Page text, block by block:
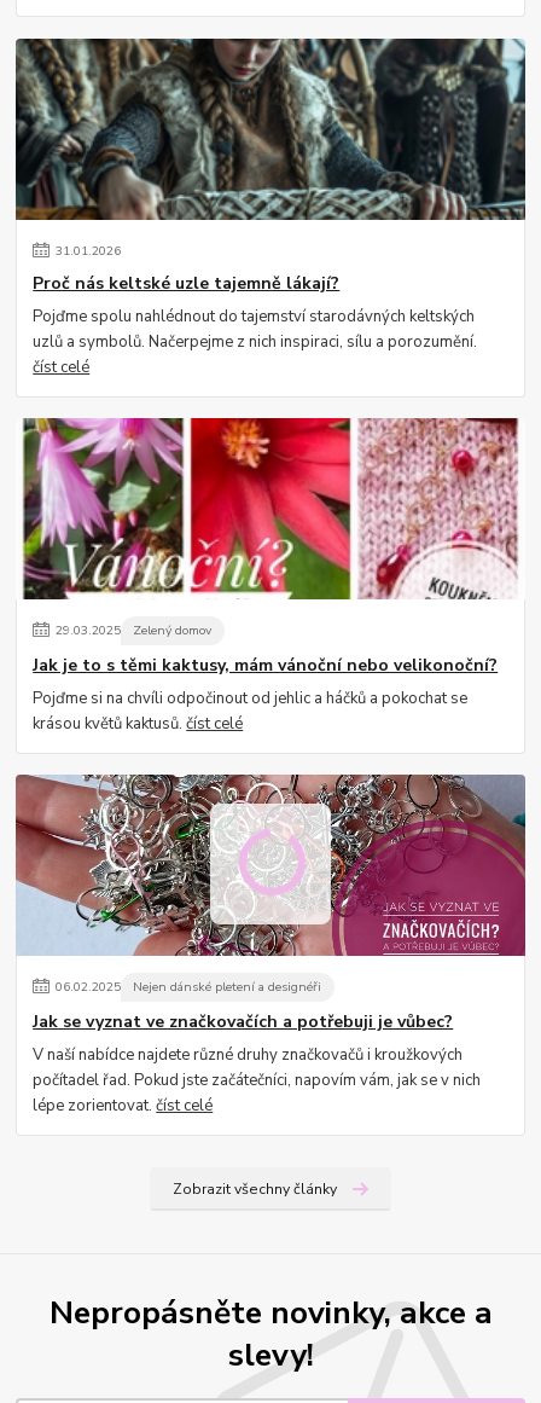
31.01.2026
Proč nás keltské uzle tajemně lákají?
Pojďme spolu nahlédnout do tajemství starodávných keltských
uzlů a symbolů. Načerpejme z nich inspiraci, sílu a porozumění.
číst celé
29.03.2025 Zelený domov
Jak je to s těmi kaktusy, mám vánoční nebo velikonoční?
Pojďme si na chvíli odpočinout od jehlic a háčků a pokochat se
krásou květů kaktusů.číst celé
06.02.2025 Nejen dánské pletení a designéři
Jak se vyznat ve značkovačích a potřebuji je vůbec?
V naší nabídce najdete různé druhy značkovačů i kroužkových
počítadel řad. Pokud jste začátečníci, napovím vám, jak se v nich
lépe zorientovat.číst celé
Zobrazit všechny články
Nepropásněte novinky, akce a
slevy!